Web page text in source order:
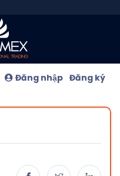
Đăng nhập Đăng ký